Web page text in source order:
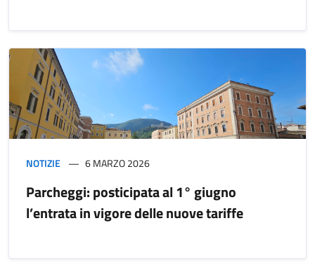
NOTIZIE 6 MARZO 2026
Parcheggi: posticipata al 1° giugno
l’entrata in vigore delle nuove tariffe